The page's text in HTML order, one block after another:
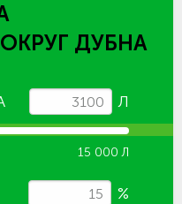
ДУБНА
Л
15 000 Л
%